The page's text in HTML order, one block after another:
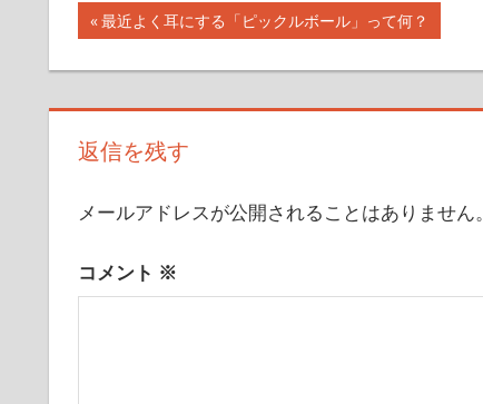
投
稿
ナ
ビ
ゲ
シ
前
の
記
最近よく耳にする「ピックルボール」って何？
返信を残す
メールアドレスが公開されることはありません。
コメント ※